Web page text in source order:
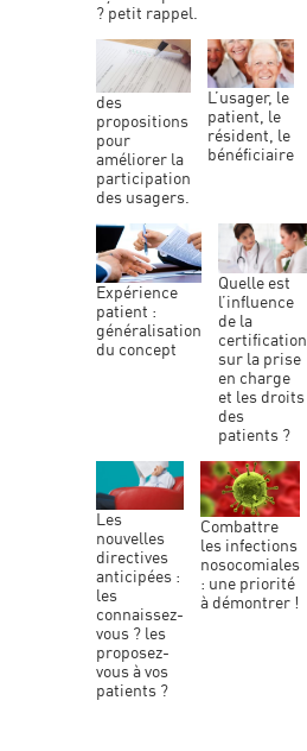
? petit rappel.
propositions
pour
améliorer la
participation
des usagers.
l’usager, le
patient, le
résident, le
bénéficiaire
expérience
patient :
généralisation
du concept
quelle est
l’influence
de la
certification
sur la prise
en charge
et les droits
des
patients ?
les
nouvelles
directives
anticipées :
les
connaissez-
vous ? les
proposez-
vous à vos
patients ?
combattre
les infections
nosocomiales
: une priorité
à démontrer !